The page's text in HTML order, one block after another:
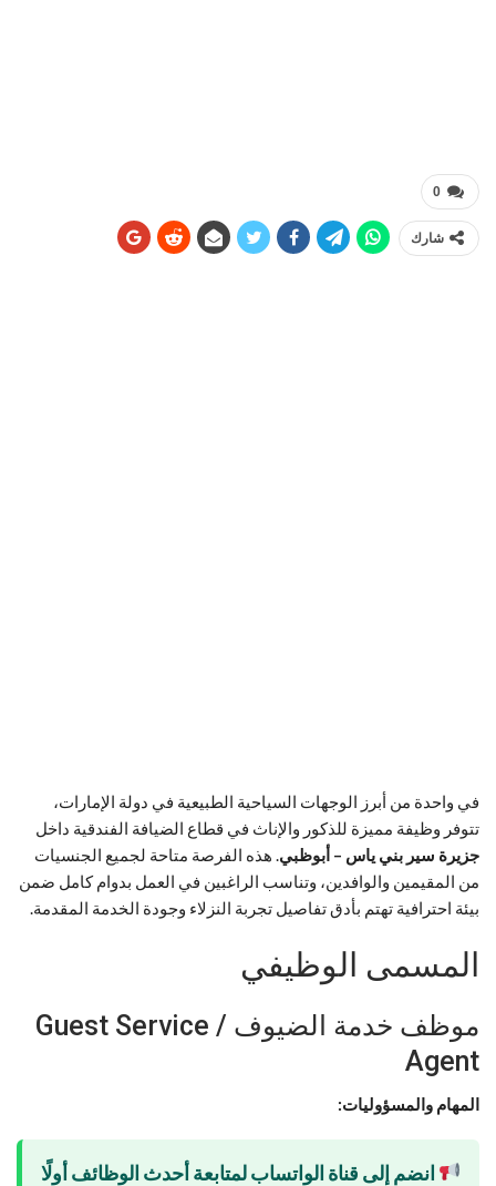
0
شارك
في واحدة من أبرز الوجهات السياحية الطبيعية في دولة الإمارات،
تتوفر وظيفة مميزة للذكور والإناث في قطاع الضيافة الفندقية داخل
جزيرة سير بني ياس – أبوظبي. هذه الفرصة متاحة لجميع الجنسيات
من المقيمين والوافدين، وتناسب الراغبين في العمل بدوام كامل ضمن
بيئة احترافية تهتم بأدق تفاصيل تجربة النزلاء وجودة الخدمة المقدمة.
المسمى الوظيفي
موظف خدمة الضيوف / Guest Service
Agent
المهام والمسؤوليات:
انضم إلى قناة الواتساب لمتابعة أحدث الوظائف أولًا